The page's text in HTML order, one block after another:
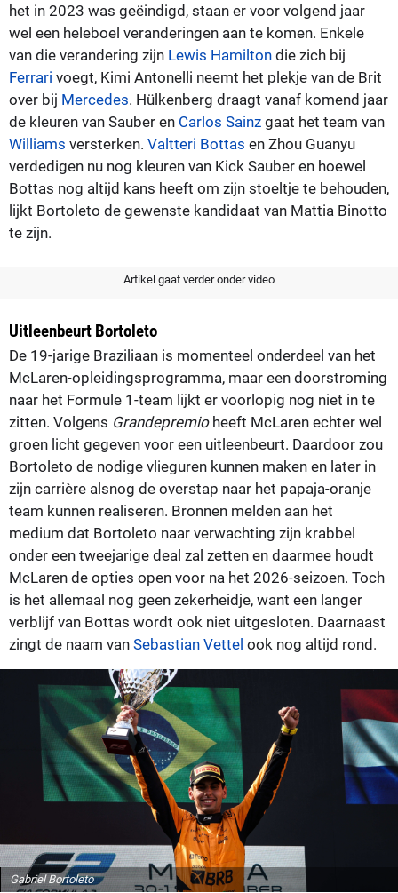
het in 2023 was geëindigd, staan er voor volgend jaar
wel een heleboel veranderingen aan te komen. Enkele
van die verandering zijn Lewis Hamilton die zich bij
Ferrari voegt, Kimi Antonelli neemt het plekje van de Brit
over bij Mercedes. Hülkenberg draagt vanaf komend jaar
de kleuren van Sauber en Carlos Sainz gaat het team van
Williams versterken. Valtteri Bottas en Zhou Guanyu
verdedigen nu nog kleuren van Kick Sauber en hoewel
Bottas nog altijd kans heeft om zijn stoeltje te behouden,
lijkt Bortoleto de gewenste kandidaat van Mattia Binotto
te zijn.
Artikel gaat verder onder video
Uitleenbeurt Bortoleto
De 19-jarige Braziliaan is momenteel onderdeel van het
McLaren-opleidingsprogramma, maar een doorstroming
naar het Formule 1-team lijkt er voorlopig nog niet in te
zitten. Volgens Grandepremioheeft McLaren echter wel
groen licht gegeven voor een uitleenbeurt. Daardoor zou
Bortoleto de nodige vlieguren kunnen maken en later in
zijn carrière alsnog de overstap naar het papaja-oranje
team kunnen realiseren. Bronnen melden aan het
medium dat Bortoleto naar verwachting zijn krabbel
onder een tweejarige deal zal zetten en daarmee houdt
McLaren de opties open voor na het 2026-seizoen. Toch
is het allemaal nog geen zekerheidje, want een langer
verblijf van Bottas wordt ook niet uitgesloten. Daarnaast
zingt de naam van Sebastian Vettel ook nog altijd rond.
Gabriel Bortoleto